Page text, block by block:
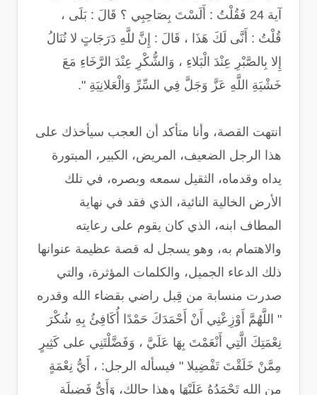
آية 24 فَقُلْتُ : أَلَسْتَ بِصَاحِبِي ؟ قَالَ : بَلَى ،
قُلْتُ : أَنَّى لَكَ هَذَا ، قَالَ : إِنَّ للَّهِ دَرَجَاتٍ لا تُنَالُ
إِلا بِالصَّبْرِ عِنْدَ الْبَلاءِ ، وَالشُّكْرِ عِنْدَ الرَّخَاءِ مَعَ
خَشْيَةِ اللَّهِ عَزَّ وَجَلَّ فِي السِّرِّ وَالْعَلانِيَةِ ".
انتهت القصة، وأنا متأكد أن العجب سيأخذك على
هذا الرجل الضعيف، المريض، الكبير، المبتورة
يداه وقدماه، الثقيل سمعه وبصره، في تلك
الأرض الخالية النائية، الذي فقد في نهاية
المطاف ابنه، الذي كان يقوم على رعايته
والاهتمام به، وهو يسجل له قصة عظيمة عنوانها
ذلك الدعاء الجميل، والكلمات المؤثرة، والتي
صدرت منسابة من قِبل راضي بقضاء الله وقدره
" اللَّهُمَّ أَوْزِعْنِي أَنْ أَحْمَدَكَ حَمْدًا أُكَافِئُ بِهِ شُكْرَ
نِعْمَتِكَ الَّتِي أَنْعَمْتَ بِهَا عَلَيَّ ، وَفَضَّلْتَنِي على كَثِيرٍ
مِمَّنْ خَلَقْتَ تَفْضِيلا " فيسأله الرجل: ، أَيُّ نِعْمَةٍ
من الله تَحْمَدُهُ عَلَيْهَا وهذا حالك، وَأَيُّ فَضِيلَة